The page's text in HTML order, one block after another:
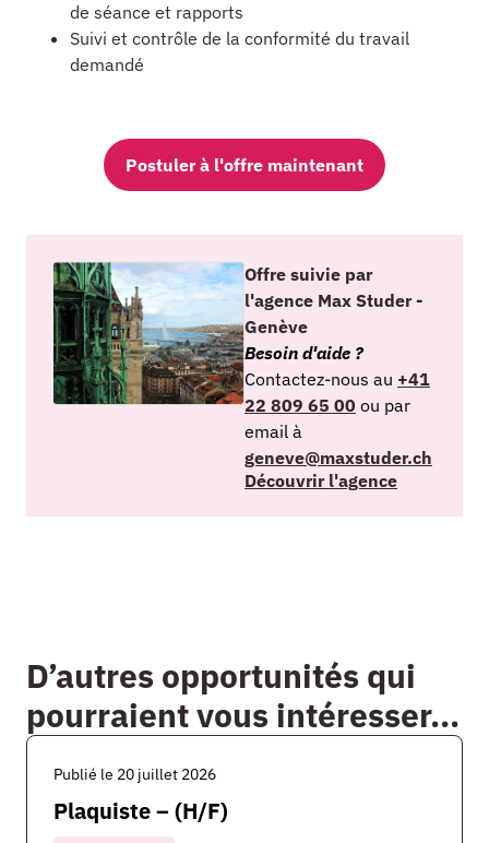
de séance et rapports
Suivi et contrôle de la conformité du travail
demandé
Postuler à l'offre maintenant
Offre suivie par
l'agence Max Studer -
Genève
Besoin d'aide ?
Contactez-nous au +41
22 809 65 00 ou par
email à
geneve@maxstuder.ch
Découvrir l'agence
D’autres opportunités qui
pourraient vous intéresser...
Publié le 20 juillet 2026
Plaquiste – (H/F)